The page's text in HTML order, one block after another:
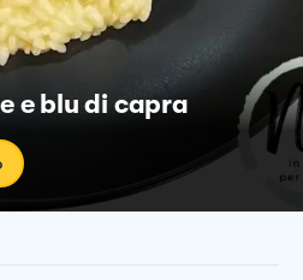
e blu di capra